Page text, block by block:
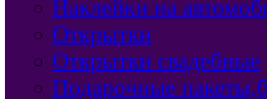
Наклейки на
Открытки
Открытки свадебные
Подарочные